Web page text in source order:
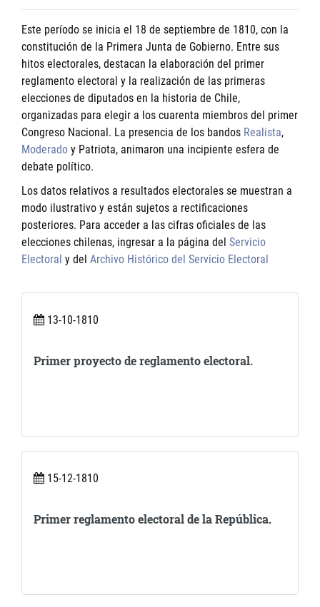
Este período se inicia el 18 de septiembre de 1810, con la
constitución de la Primera Junta de Gobierno. Entre sus
hitos electorales, destacan la elaboración del primer
reglamento electoral y la realización de las primeras
elecciones de diputados en la historia de Chile,
organizadas para elegir a los cuarenta miembros del primer
Congreso Nacional. La presencia de los bandos Realista,
Moderado y Patriota, animaron una incipiente esfera de
debate político.
Los datos relativos a resultados electorales se muestran a
modo ilustrativo y están sujetos a rectificaciones
posteriores. Para acceder a las cifras oficiales de las
elecciones chilenas, ingresar a la página del Servicio
Electoral y del Archivo Histórico del Servicio Electoral
13-10-1810
Primer proyecto de reglamento electoral.
15-12-1810
Primer reglamento electoral de la República.